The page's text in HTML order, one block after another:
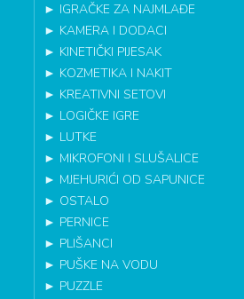
► IGRAČKE ZA NAJMLAĐE
► KAMERA I DODACI
► KINETIČKI PIJESAK
► KOZMETIKA I NAKIT
► KREATIVNI SETOVI
► LOGIČKE IGRE
► LUTKE
► MIKROFONI I SLUŠALICE
► MJEHURIĆI OD SAPUNICE
► OSTALO
► PERNICE
► PLIŠANCI
► PUŠKE NA VODU
► PUZZLE